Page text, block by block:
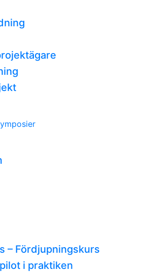
– Fördjupningskurs
i praktiken